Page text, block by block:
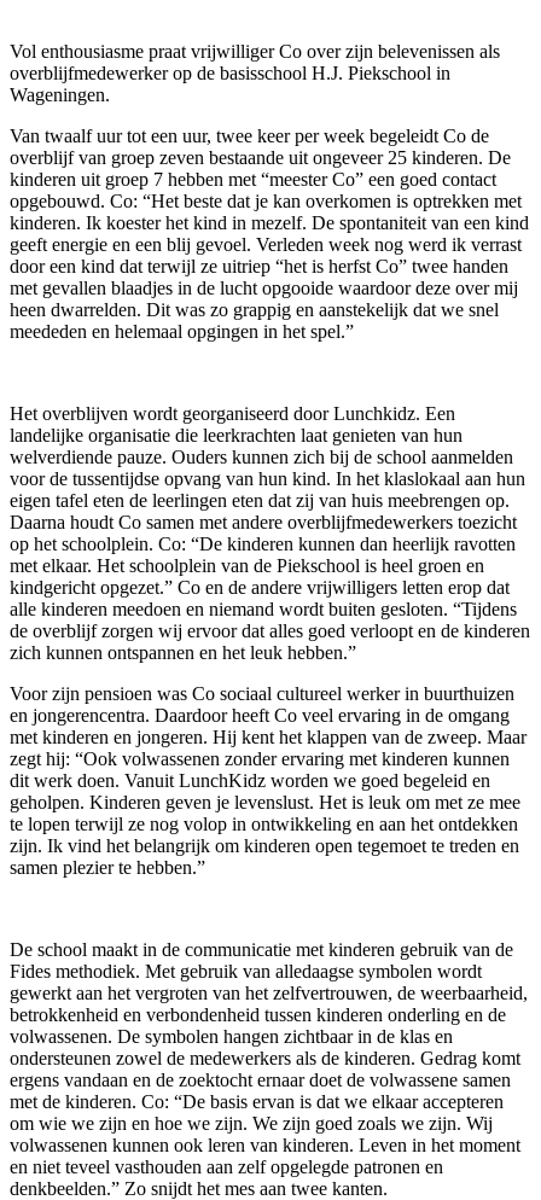
Vol enthousiasme praat vrijwilliger Co over zijn belevenissen als
overblijfmedewerker op de basisschool H.J. Piekschool in
Wageningen.
Van twaalf uur tot een uur, twee keer per week begeleidt Co de
overblijf van groep zeven bestaande uit ongeveer 25 kinderen. De
kinderen uit groep 7 hebben met “meester Co” een goed contact
opgebouwd. Co: “Het beste dat je kan overkomen is optrekken met
kinderen. Ik koester het kind in mezelf. De spontaniteit van een kind
geeft energie en een blij gevoel. Verleden week nog werd ik verrast
door een kind dat terwijl ze uitriep “het is herfst Co” twee handen
met gevallen blaadjes in de lucht opgooide waardoor deze over mij
heen dwarrelden. Dit was zo grappig en aanstekelijk dat we snel
meededen en helemaal opgingen in het spel.”
Het overblijven wordt georganiseerd door Lunchkidz. Een
landelijke organisatie die leerkrachten laat genieten van hun
welverdiende pauze. Ouders kunnen zich bij de school aanmelden
voor de tussentijdse opvang van hun kind. In het klaslokaal aan hun
eigen tafel eten de leerlingen eten dat zij van huis meebrengen op.
Daarna houdt Co samen met andere overblijfmedewerkers toezicht
op het schoolplein. Co: “De kinderen kunnen dan heerlijk ravotten
met elkaar. Het schoolplein van de Piekschool is heel groen en
kindgericht opgezet.” Co en de andere vrijwilligers letten erop dat
alle kinderen meedoen en niemand wordt buiten gesloten. “Tijdens
de overblijf zorgen wij ervoor dat alles goed verloopt en de kinderen
zich kunnen ontspannen en het leuk hebben.”
Voor zijn pensioen was Co sociaal cultureel werker in buurthuizen
en jongerencentra. Daardoor heeft Co veel ervaring in de omgang
met kinderen en jongeren. Hij kent het klappen van de zweep. Maar
zegt hij: “Ook volwassenen zonder ervaring met kinderen kunnen
dit werk doen. Vanuit LunchKidz worden we goed begeleid en
geholpen. Kinderen geven je levenslust. Het is leuk om met ze mee
te lopen terwijl ze nog volop in ontwikkeling en aan het ontdekken
zijn. Ik vind het belangrijk om kinderen open tegemoet te treden en
samen plezier te hebben.”
De school maakt in de communicatie met kinderen gebruik van de
Fides methodiek. Met gebruik van alledaagse symbolen wordt
gewerkt aan het vergroten van het zelfvertrouwen, de weerbaarheid,
betrokkenheid en verbondenheid tussen kinderen onderling en de
volwassenen. De symbolen hangen zichtbaar in de klas en
ondersteunen zowel de medewerkers als de kinderen. Gedrag komt
ergens vandaan en de zoektocht ernaar doet de volwassene samen
met de kinderen. Co: “De basis ervan is dat we elkaar accepteren
om wie we zijn en hoe we zijn. We zijn goed zoals we zijn. Wij
volwassenen kunnen ook leren van kinderen. Leven in het moment
en niet teveel vasthouden aan zelf opgelegde patronen en
denkbeelden.” Zo snijdt het mes aan twee kanten.